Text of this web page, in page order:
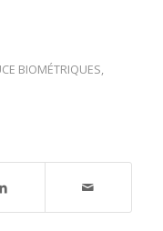
BIOMÉTRIQUES,